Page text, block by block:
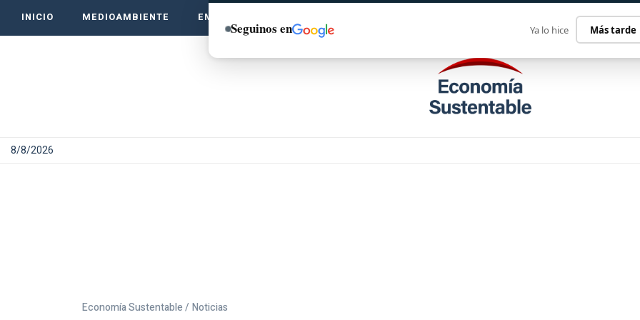
INICIO MEDIOAMBIENTE EMPRENDE VERDE
8/8/2026
Economía Sustentable / Noticias
Seguinos en Ya lo hice Más tarde